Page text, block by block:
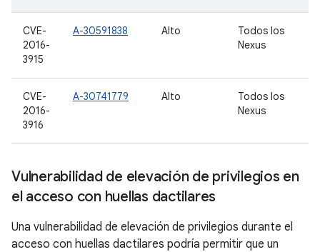
CVE-
2016-
3915
A-30591838 Alto
Todos los
Nexus
CVE-
2016-
3916
A-30741779 Alto
Todos los
Nexus
Vulnerabilidad de elevación de privilegios en
el acceso con huellas dactilares
Una vulnerabilidad de elevación de privilegios durante el
acceso con huellas dactilares podría permitir que un